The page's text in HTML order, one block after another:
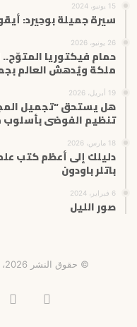
15 يونيو، 2024
سيرة جميلة بوحِيرد:
26 يونيو، 2026
حمام فيكتوريا
ملكة ويُدهش العالم
19 أبريل، 2026
هل يستحق “تجميل
تنظيم الفوضى بأسلوب
18 مارس، 2026
دليلك إلى أعظم كتب
باتلر باودون
6 فبراير، 2024
صور الليل
© حقوق النشر 2026، جميع الحقوق محفوظة زهور الأدب
فيسبوك